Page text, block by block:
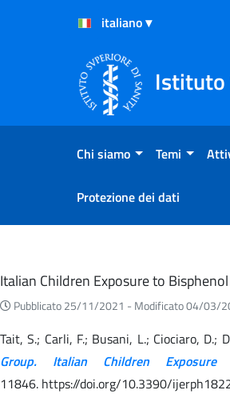
Salta al Contenuto
Salta al Footer
Istituto
Chi siamo Temi
Protezione dei dati
Eventi
Italian Children Exposure to
Pubblicato 25/11/2021 - Modificato 04/03/
Tait, S.; Carli, F.; Busani, L.; Ciociaro, D.;
Group. Italian Children
11846. https://doi.org/10.3390/